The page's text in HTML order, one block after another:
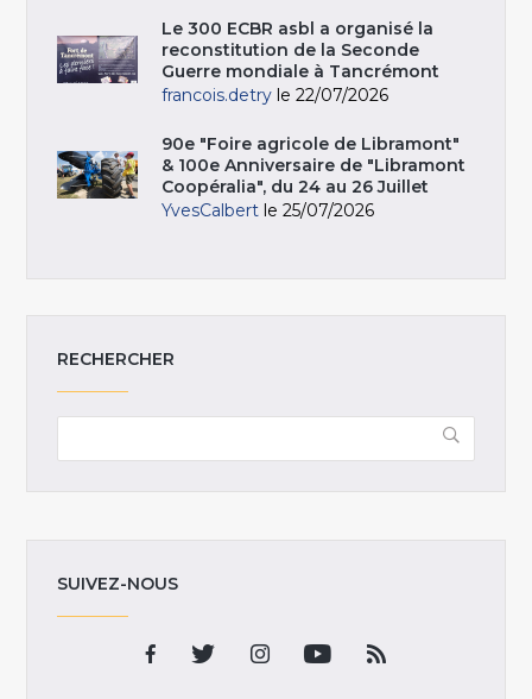
Le 300 ECBR asbl a organisé la
reconstitution de la Seconde
Guerre mondiale à Tancrémont
francois.detry le 22/07/2026
90e "Foire agricole de Libramont"
& 100e Anniversaire de "Libramont
Coopéralia", du 24 au 26 Juillet
YvesCalbert le 25/07/2026
RECHERCHER
SUIVEZ-NOUS